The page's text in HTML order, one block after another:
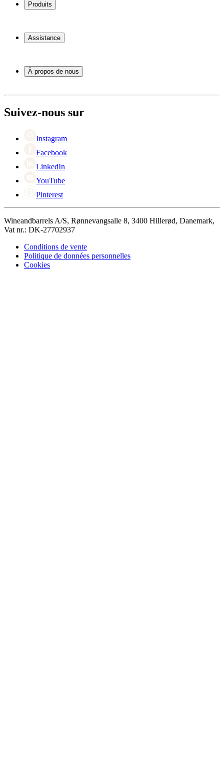
Produits
Casier á vin
Meubles à vin
Assistance
Paiement
Expédition
+44 3308 081634
À propos de nous
Black Friday
Singles Day
Suivez-nous sur
Instagram
Facebook
LinkedIn
YouTube
Pinterest
Wineandbarrels A/S, Rønnevangsalle 8, 3400 Hillerød, Danemark,
Vat nr.: DK-27702937
Conditions de vente
Politique de données personnelles
Cookies